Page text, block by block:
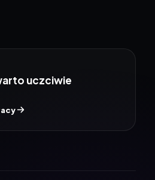
uczciwie